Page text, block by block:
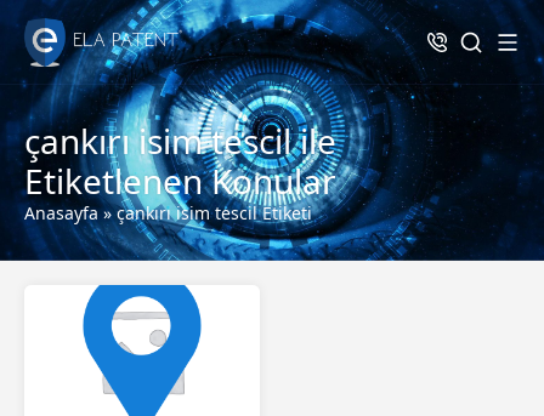
çankırı isim tescil ile
Etiketlenen Konular
Anasayfa»çankırı isim tescil Etiketi